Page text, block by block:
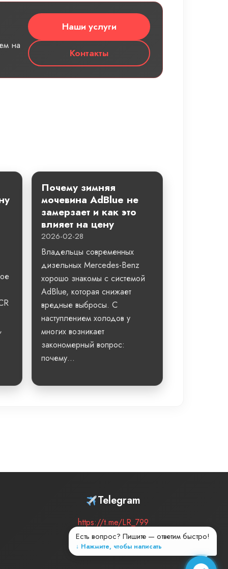
на
Наши услуги
Контакты
Почему зимняя
мочевина AdBlue не
замерзает и как это
влияет на цену
2026-02-28
Владельцы современных
дизельных Mercedes-Benz
хорошо знакомы с системой
AdBlue, которая снижает
вредные выбросы. С
наступлением холодов у
многих возникает
закономерный вопрос:
почему...
Telegram
https://t.me/LR_799
Есть вопрос? Пишите — ответим быстро!
↓ Нажмите, чтобы написать